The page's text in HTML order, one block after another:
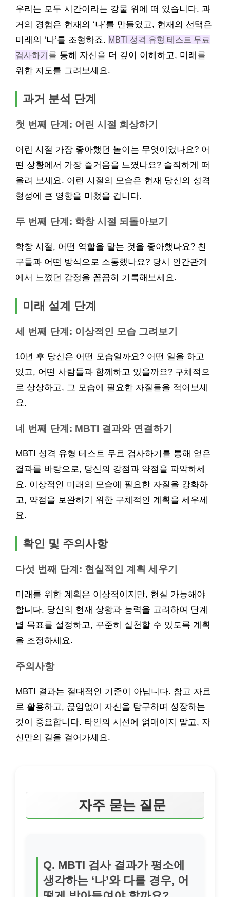
우리는 모두 시간이라는 강물 위에 떠 있습니다. 과
거의 경험은 현재의 ‘나’를 만들었고, 현재의 선택은
미래의 ‘나’를 조형하죠. MBTI 성격 유형 테스트 무료
검사하기를 통해 자신을 더 깊이 이해하고, 미래를
위한 지도를 그려보세요.
과거 분석 단계
첫 번째 단계: 어린 시절 회상하기
어린 시절 가장 좋아했던 놀이는 무엇이었나요? 어
떤 상황에서 가장 즐거움을 느꼈나요? 솔직하게 떠
올려 보세요. 어린 시절의 모습은 현재 당신의 성격
형성에 큰 영향을 미쳤을 겁니다.
두 번째 단계: 학창 시절 되돌아보기
학창 시절, 어떤 역할을 맡는 것을 좋아했나요? 친
구들과 어떤 방식으로 소통했나요? 당시 인간관계
에서 느꼈던 감정을 꼼꼼히 기록해보세요.
미래 설계 단계
세 번째 단계: 이상적인 모습 그려보기
10년 후 당신은 어떤 모습일까요? 어떤 일을 하고
있고, 어떤 사람들과 함께하고 있을까요? 구체적으
로 상상하고, 그 모습에 필요한 자질들을 적어보세
요.
네 번째 단계: MBTI 결과와 연결하기
MBTI 성격 유형 테스트 무료 검사하기를 통해 얻은
결과를 바탕으로, 당신의 강점과 약점을 파악하세
요. 이상적인 미래의 모습에 필요한 자질을 강화하
고, 약점을 보완하기 위한 구체적인 계획을 세우세
요.
확인 및 주의사항
다섯 번째 단계: 현실적인 계획 세우기
미래를 위한 계획은 이상적이지만, 현실 가능해야
합니다. 당신의 현재 상황과 능력을 고려하여 단계
별 목표를 설정하고, 꾸준히 실천할 수 있도록 계획
을 조정하세요.
주의사항
MBTI 결과는 절대적인 기준이 아닙니다. 참고 자료
로 활용하고, 끊임없이 자신을 탐구하며 성장하는
것이 중요합니다. 타인의 시선에 얽매이지 말고, 자
신만의 길을 걸어가세요.
자주 묻는 질문
Q. MBTI 검사 결과가 평소에
생각하는 ‘나’와 다를 경우, 어